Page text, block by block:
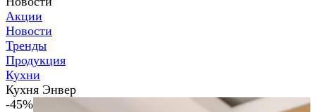
Акции
Новости
Тренды
Продукция
Кухни
Кухня Энвер
-45%